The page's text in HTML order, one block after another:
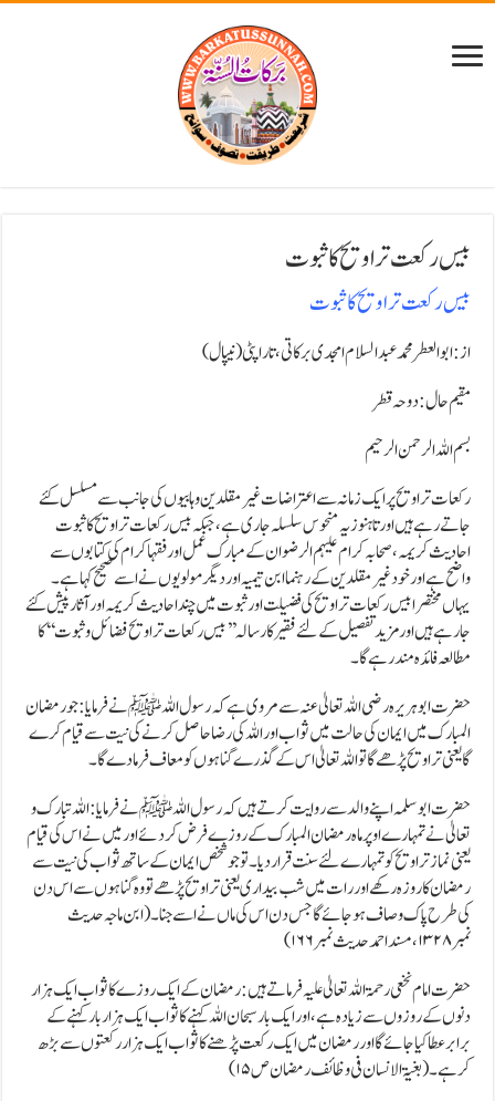
بیس رکعت تراویح کا ثبوت
بیس رکعت تراویح کا ثبوت
از:ابوالعطر محمد عبدالسلام امجدی برکاتی،تاراپٹی(نیپال)
مقیم حال:دوحہ قطر
بسم اللہ الرحمن الرحیم
رکعات تراویح پر ایک زمانہ سے اعتراضات غیر مقلدین وہابیوں کی جانب سے مسلسل کئے
جاتے رہے ہیں اور تاہنوز یہ منحوس سلسلہ جاری ہے،جبکہ بیس رکعات تراویح کا ثبوت
احادیث کریمہ ،صحابہ کرام علیہم الرضوان کے مبارک عمل اور فقہا کرام کی کتابوں سے
واضح ہے اور خود غیر مقلدین کے رہنما ابن تیمیہ اور دیگر مولویوں نے اسے صحیح کہا ہے۔
یہاں مختصرا بیس رکعات تراویح کی فضیلت اور ثبوت میں چند احادیث کریمہ اور آثار پیش کئے
جارہے ہیں اور مزید تفصیل کے لئے فقیر کا رسالہ ’’بیس رکعات تراویح فضائل و ثبوت‘‘ کا
مطالعہ فائدہ مند رہے گا۔
حضرت ابو ہریرہ رضی اللہ تعالیٰ عنہ سے مروی ہے کہ رسول اللہ ﷺ نے فرمایا:جو رمضان
المبارک میں ایمان کی حالت میں ثواب اور اللہ کی رضا حاصل کرنے کی نیت سے قیام کرے
گا یعنی تراویح پڑھے گا تو اللہ تعالیٰ اس کے گذرے گناہوں کو معاف فرمادے گا۔
حضرت ابو سلمہ اپنے والد سے روایت کرتے ہیں کہ رسول اللہ ﷺ نے فرمایا: اللہ تبارک و
تعالیٰ نے تمہارے اوپر ماہ رمضان المبارک کے روزے فرض کردئے اور میں نے اس کی قیام
یعنی نماز تراویح کو تمہارے لئے سنت قرار دیا ۔ تو جو شخص ایمان کے ساتھ ثواب کی نیت سے
رمضان کا روزہ رکھے اور رات میں شب بیداری یعنی تراویح پڑھے تو وہ گناہوں سے اس دن
کی طرح پاک و صاف ہو جائے گا جس دن اس کی ماں نے اسے جنا۔(ابن ماجہ حدیث
نمبر ۱۳۲۸،مسند احمدحدیث نمبر۱۶۶)
حضرت امام نخعی رحمۃ اللہ تعالیٰ علیہ فرماتے ہیں:رمضان کے ایک روزے کا ثواب ایک ہزار
دنوں کے روزوں سے زیادہ ہے،اور ایک بار سبحان اللہ کہنے کا ثواب ایک ہزار بار کہنے کے
برابر عطاکیا جائے گا اور رمضان میں ایک رکعت پڑھنے کا ثوا ب ایک ہزار رکعتوں سے بڑھ
کر ہے۔(بغیۃ الانسان فی وظائف رمضان ص ۵ ۱ )